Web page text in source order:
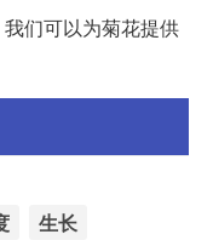
们可以为菊花提供
生长